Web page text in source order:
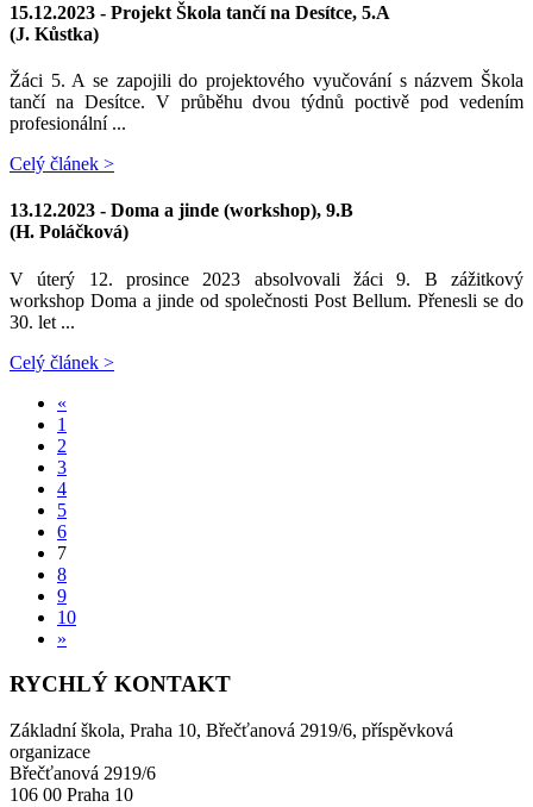
15.12.2023 - Projekt Škola tančí na Desítce, 5.A
(J. Kůstka)
Žáci 5. A se zapojili do projektového vyučování s názvem Škola
tančí na Desítce. V průběhu dvou týdnů poctivě pod vedením
profesionální ...
Celý článek >
13.12.2023 - Doma a jinde (workshop), 9.B
(H. Poláčková)
V úterý 12. prosince 2023 absolvovali žáci 9. B zážitkový
workshop Doma a jinde od společnosti Post Bellum. Přenesli se do
30. let ...
Celý článek >
«
1
2
3
4
5
6
7
8
9
10
»
RYCHLÝ KONTAKT
Základní škola, Praha 10, Břečťanová 2919/6, příspěvková
organizace
Břečťanová 2919/6
106 00 Praha 10